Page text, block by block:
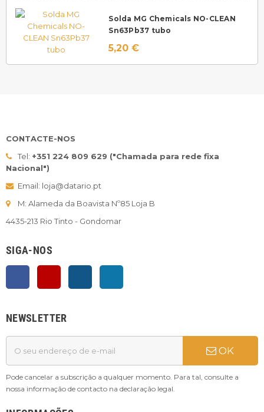
Solda MG Chemicals NO-CLEAN
Sn63Pb37 tubo
5,20 €
CONTACTE-NOS
Tel: +351 224 809 629 ("Chamada para rede fixa
Nacional")
Email: loja@datario.pt
M: Alameda da Boavista Nº85 Loja B
4435-213 Rio Tinto - Gondomar
SIGA-NOS
FacebookYouTube Instagram
NEWSLETTER
OK
Pode cancelar a subscrição a qualquer momento. Para tal, consulte a
nossa informação de contacto na declaração legal.